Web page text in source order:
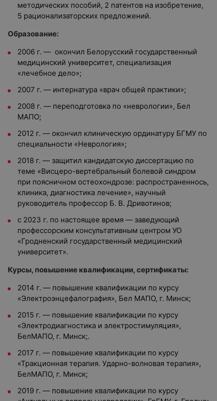
методических пособий, 2 патентов на изобретение,
5 рационализаторских предложений.
Образование:
2006 г. — окончил Белорусский государственный
медицинский университет, специализация
«лечебное дело»;
2007 г. — интернатура «врач общей практики»;
2008 г. — переподготовка по «неврологии», Бел
МАПО;
2012 г. — окончил клиническую ординатуру БГМУ по
специальности «Неврология»;
2018 г. — защитил кандидатскую диссертацию по
теме «Висцеро-вертебральный болевой синдром
при поясничном остеохондрозе: распространеннось,
клиника, диагностика лечение», научный
руководитель профессор Б. В. Дривотинов;
с 2023 г. по настоящее время — заведующий
профессорским консультативным центром УО
«Гродненский государственный медицинский
университет».
Курсы, повышение квалификации, сертификаты:
2014 г. — повышение квалификации по курсу
«Электроэнцефалография», Бел МАПО, г. Минск;
2015 г. — повышение квалификации по курсу
«Электродиагностика и электростимуляция»,
БелМАПО, г. Минск;.
2017 г. — повышение квалификации по курсу
«Тракционная терапия. Ударно-волновая терапия»,
БелМАПО, г. Минск;
2019 г. — повышение квалификации по курсу